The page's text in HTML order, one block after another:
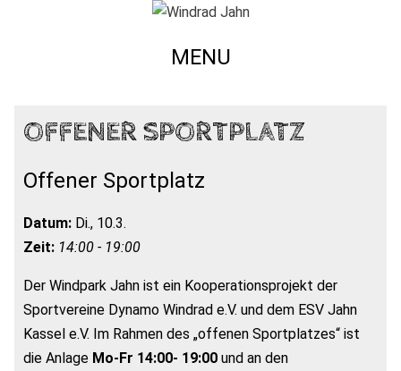
MENU
OFFENER SPORTPLATZ
Offener Sportplatz
Datum: Di., 10.3.
Zeit: 14:00 - 19:00
Der Windpark Jahn ist ein Kooperationsprojekt der
Sportvereine Dynamo Windrad e.V. und dem ESV Jahn
Kassel e.V. Im Rahmen des „offenen Sportplatzes“ ist
die Anlage Mo-Fr 14:00- 19:00 und an den